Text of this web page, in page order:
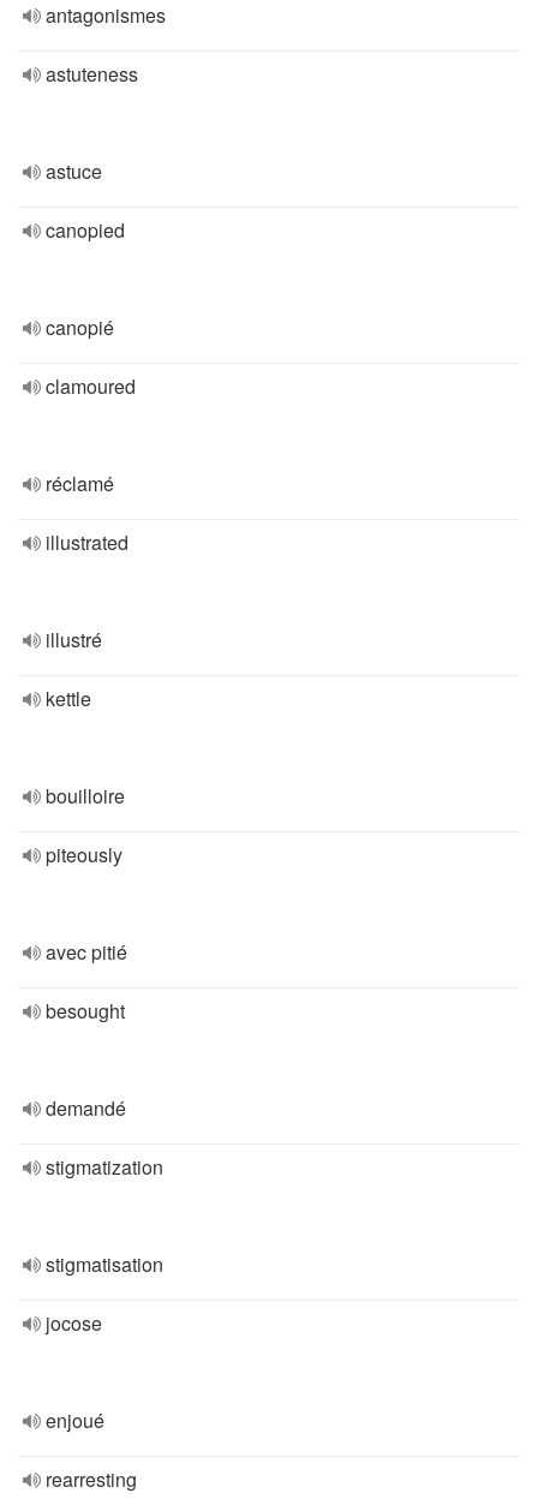
antagonismes
astuteness
astuce
canopied
canopié
clamoured
réclamé
illustrated
illustré
kettle
bouilloire
piteously
avec pitié
besought
demandé
stigmatization
stigmatisation
jocose
enjoué
rearresting